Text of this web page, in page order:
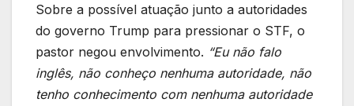
Sobre a possível atuação junto a autoridades
do governo Trump para pressionar o STF, o
pastor negou envolvimento. “Eu não falo
inglês, não conheço nenhuma autoridade, não
tenho conhecimento com nenhuma autoridade